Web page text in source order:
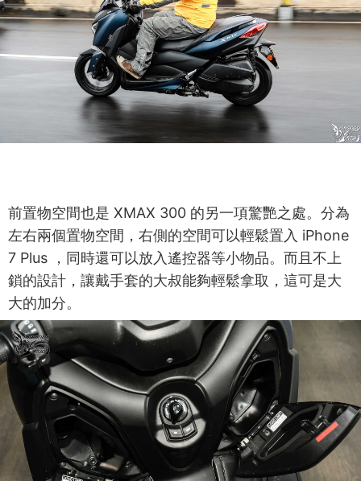
前置物空間也是 XMAX 300 的另一項驚艷之處。分為
左右兩個置物空間，右側的空間可以輕鬆置入 iPhone
7 Plus ，同時還可以放入遙控器等小物品。而且不上
鎖的設計，讓戴手套的大叔能夠輕鬆拿取，這可是大
大的加分。